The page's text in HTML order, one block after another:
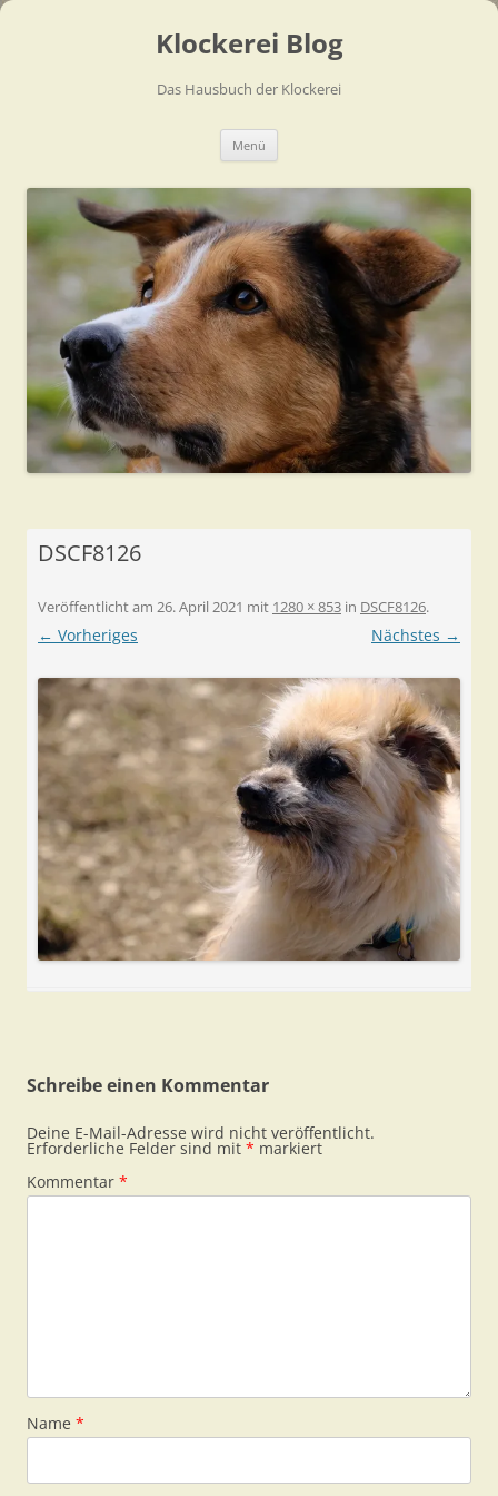
Klockerei Blog
Das Hausbuch der Klockerei
Menü
DSCF8126
Veröffentlicht am 26. April 2021 mit 1280 × 853 in DSCF8126.
← Vorheriges Nächstes →
Schreibe einen Kommentar
Deine E-Mail-Adresse wird nicht veröffentlicht.
Erforderliche Felder sind mit * markiert
Kommentar *
Name *